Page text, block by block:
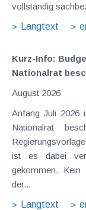
vollständig
Langtext
Kurz-Info:
Nationalrat
August 2026
Anfang Juli 2026
Nationalrat
ist es dabei
gekommen. Kein Progressionsvorbehalt bei der Erhöhung
der...
Langtext